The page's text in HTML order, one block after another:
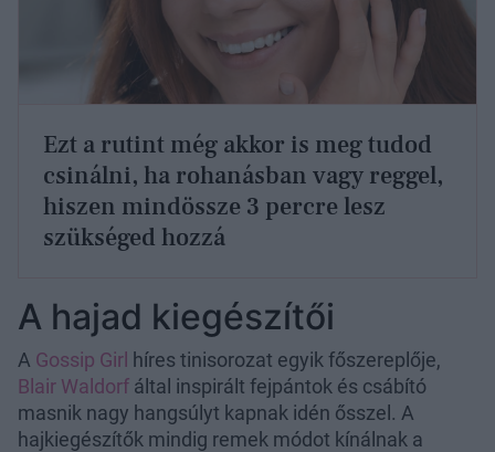
Ezt a rutint még akkor is meg tudod
csinálni, ha rohanásban vagy reggel,
hiszen mindössze 3 percre lesz
szükséged hozzá
A hajad kiegészítői
A Gossip Girl híres tinisorozat egyik főszereplője,
Blair Waldorf által inspirált fejpántok és csábító
masnik nagy hangsúlyt kapnak idén ősszel. A
hajkiegészítők mindig remek módot kínálnak a